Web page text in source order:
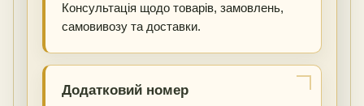
Консультація щодо товарів, замовлень,
самовивозу та доставки.
Додатковий номер